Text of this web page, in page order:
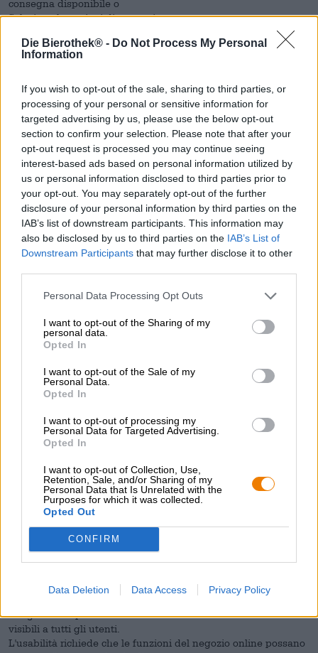
Die Bierothek® - Do Not Process My Personal
Information
If you wish to opt-out of the sale, sharing to third parties, or
processing of your personal or sensitive information for
targeted advertising by us, please use the below opt-out
section to confirm your selection. Please note that after your
opt-out request is processed you may continue seeing
interest-based ads based on personal information utilized by
us or personal information disclosed to third parties prior to
your opt-out. You may separately opt-out of the further
disclosure of your personal information by third parties on the
IAB’s list of downstream participants. This information may
also be disclosed by us to third parties on the IAB’s List of
Downstream Participants that may further disclose it to other
Personal Data Processing Opt Outs
I want to opt-out of the Sharing of my
personal data.
Opted In
I want to opt-out of the Sale of my
Personal Data.
Opted In
I want to opt-out of processing my
Personal Data for Targeted Advertising.
Opted In
I want to opt-out of Collection, Use,
Retention, Sale, and/or Sharing of my
Personal Data that Is Unrelated with the
Purposes for which it was collected.
Opted Out
CONFIRM
Data Deletion Data Access Privacy Policy
consegna disponibile o
Seleziona le opzioni di prestazione.
Infine, puoi scegliere uno dei metodi di pagamento disponibili,
Inserisci i dati di pagamento necessari e completa l'ordine.
L'ordine vincolante viene effettuato solo quando il designato
etichettato "Acquista", "Ora
acquistare”, “ordinare con pagamento” o un’altra
formulazione chiara
etichettato.
Prima di cliccare su questo pulsante d'ordine, puoi utilizzare il
pulsante "Indietro"
del tuo browser in qualsiasi momento per tornare ai passaggi
precedenti e/o
È possibile annullare l'ordine in qualsiasi momento.
Se hai scelto di pagare tramite un metodo di pagamento
online,
Verrai reindirizzato dalla pagina dell'ordine finale al sistema
del fornitore dei pagamenti
Questo sito web è un negozio online e appartiene ai cosiddetti
"servizi nel
ordinazione elettronica e
Opzione di pagamento.
Per loro valgono speciali requisiti legali in materia di
accessibilità.
In generale, questo sito web deve fornire funzionalità e
procedure che siano
abilitare gli strumenti digitali.
Le funzioni di negozio online di questo sito web devono
- percettibile
- operabile
- comprensibile e
Percepibilità significa che le informazioni e i componenti
I negozi sono presentati in modo tale da essere facilmente
visibili a tutti gli utenti.
L'usabilità richiede che le funzioni del negozio online possano